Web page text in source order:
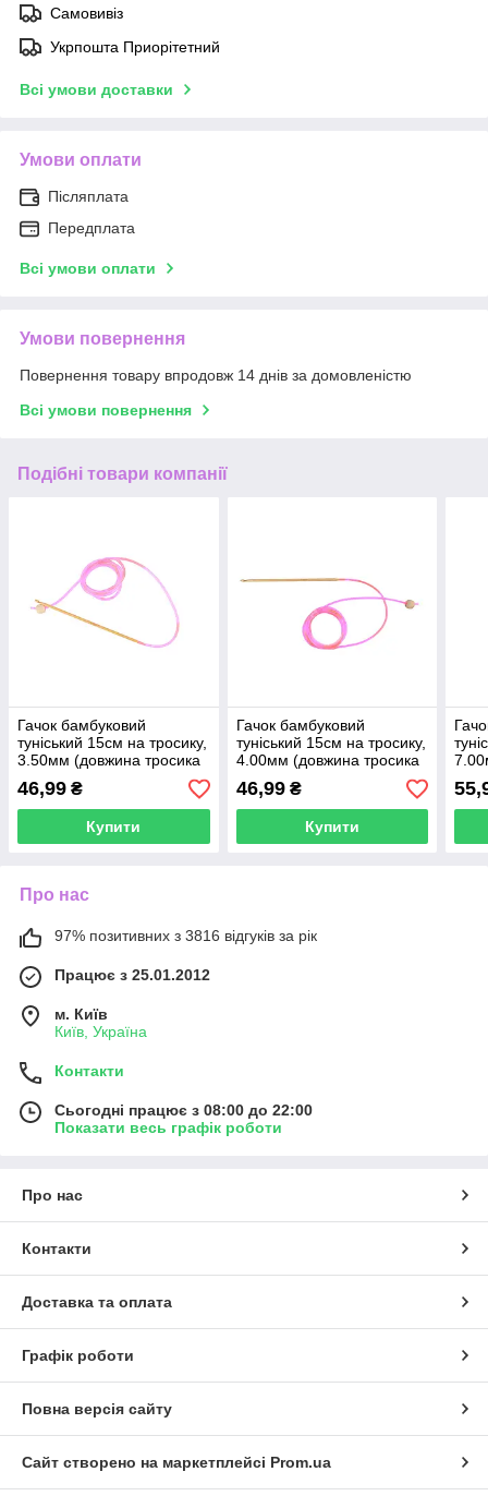
Самовивіз
Укрпошта Приорітетний
Всі умови доставки
Умови оплати
Післяплата
Передплата
Всі умови оплати
Умови повернення
Повернення товару впродовж 14 днів за домовленістю
Всі умови повернення
Подібні товари компанії
Гачок бамбуковий
туніський 15см на тросику,
3.50мм (довжина тросика
110 см), Китай
46,99 ₴
Купити
Гачок бамбуковий
туніський 15см на тросику,
4.00мм (довжина тросика
110 см), Китай
46,99₴
Купити
110
Про нас
97% позитивних з 3816 відгуків за рік
Працює з 25.01.2012
м. Київ
Київ, Україна
Контакти
Сьогодні працює з 08:00 до 22:00
Показати весь графік роботи
Про нас
Контакти
Доставка та оплата
Графік роботи
Повна версія сайту
Сайт створено на маркетплейсі Prom.ua